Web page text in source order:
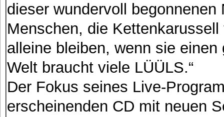
dieser wundervoll
Menschen, die
alleine bleiben, wenn sie
Welt braucht viele LÜÜLS.“
Der Fokus seines Live-
erscheinenden CD mit neuen